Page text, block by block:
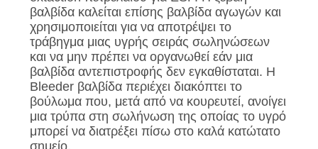
SITEMAP
PRIVACY
POLICY
βαλβίδα καλείται επίσης βαλβίδα αγωγών και
χρησιμοποιείται για να αποτρέψει το
τράβηγμα μιας υγρής σειράς σωληνώσεων
και να μην πρέπει να οργανωθεί εάν μια
βαλβίδα αντεπιστροφής δεν εγκαθίσταται. Η
Bleeder βαλβίδα περιέχει διακόπτει το
βούλωμα που, μετά από να κουρευτεί, ανοίγει
μια τρύπα στη σωλήνωση της οποίας το υγρό
μπορεί να διατρέξει πίσω στο καλά κατώτατο